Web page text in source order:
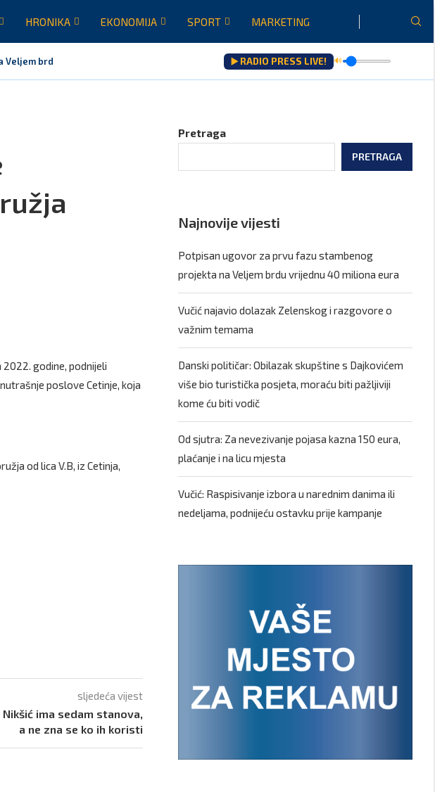
HRONIKA EKONOMIJA SPORT MARKETING
brdu vrijednu... ▶️ RADIO PRESS LIVE! 🔊
godine, podnijeli
poslove Cetinje, koja
od lica V.B, iz Cetinja,
sljedeća vijest
ima sedam stanova,
a ne zna se ko ih koristi
Pretraga
PRETRAGA
Najnovije vijesti
Potpisan ugovor za prvu fazu stambenog
projekta na Veljem brdu vrijednu 40 miliona eura
Vučić najavio dolazak Zelenskog i razgovore o
važnim temama
Danski političar: Obilazak skupštine s Dajkovićem
više bio turistička posjeta, moraću biti pažljiviji
kome ću biti vodič
Od sjutra: Za nevezivanje pojasa kazna 150 eura,
plaćanje i na licu mjesta
Vučić: Raspisivanje izbora u narednim danima ili
nedeljama, podnijeću ostavku prije kampanje